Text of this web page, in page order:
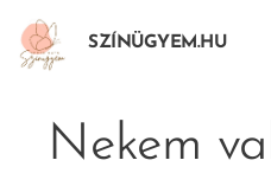
SZÍNÜGYEM.HU
Nekem